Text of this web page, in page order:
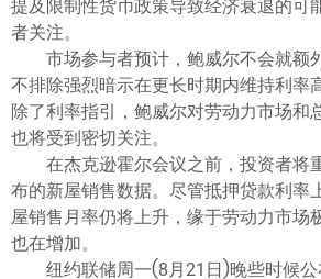
提及限制性货币政策导致经济衰退的可
者关注。
市场参与者预计，鲍威尔不会就额
不排除强烈暗示在更长时期内维持利率
除了利率指引，鲍威尔对劳动力市场和
也将受到密切关注。
在杰克逊霍尔会议之前，投资者将
布的新屋销售数据。尽管抵押贷款利率
屋销售月率仍将上升，缘于劳动力市场
也在增加。
纽约联储周一(8月21日)晚些时候